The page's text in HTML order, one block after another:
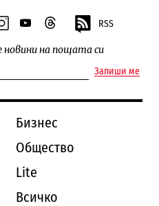
youtubethreads RSS
на пощата си
Запиши ме
Бизнес
Общество
Lite
Всичко